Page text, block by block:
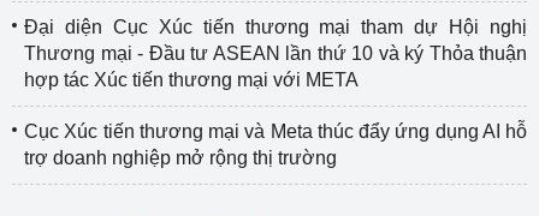
Đại diện Cục Xúc tiến thương mại tham dự Hội nghị
Thương mại - Đầu tư ASEAN lần thứ 10 và ký Thỏa thuận
hợp tác Xúc tiến thương mại với META
Cục Xúc tiến thương mại và Meta thúc đẩy ứng dụng AI hỗ
trợ doanh nghiệp mở rộng thị trường